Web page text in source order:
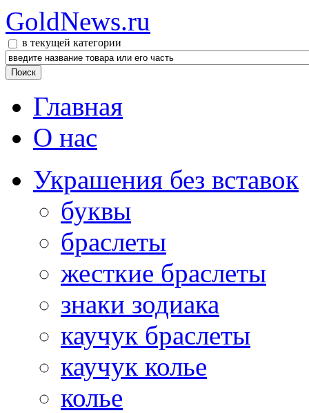
GoldNews.ru
в текущей категории
Главная
О нас
Украшения без вставок
буквы
браслеты
жесткие браслеты
знаки зодиака
каучук браслеты
каучук колье
колье